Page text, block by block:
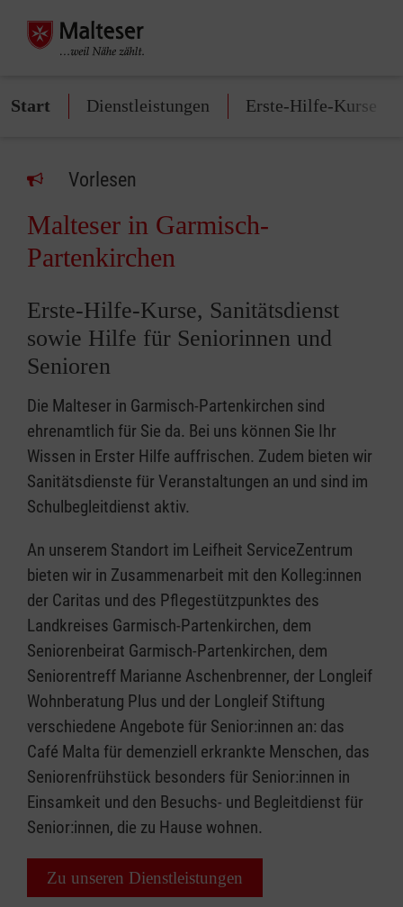
Start Dienstleistungen Erste-Hilfe-Kurse
Vorlesen
Malteser in Garmisch-
Partenkirchen
Erste-Hilfe-Kurse, Sanitätsdienst
sowie Hilfe für Seniorinnen und
Senioren
Die Malteser in Garmisch-Partenkirchen sind
ehrenamtlich für Sie da. Bei uns können Sie Ihr
Wissen in Erster Hilfe auffrischen. Zudem bieten wir
Sanitätsdienste für Veranstaltungen an und sind im
Schulbegleitdienst aktiv.
An unserem Standort im Leifheit ServiceZentrum
bieten wir in Zusammenarbeit mit den Kolleg:innen
der Caritas und des Pflegestützpunktes des
Landkreises Garmisch-Partenkirchen, dem
Seniorenbeirat Garmisch-Partenkirchen, dem
Seniorentreff Marianne Aschenbrenner, der Longleif
Wohnberatung Plus und der Longleif Stiftung
verschiedene Angebote für Senior:innen an: das
Café Malta für demenziell erkrankte Menschen, das
Seniorenfrühstück besonders für Senior:innen in
Einsamkeit und den Besuchs- und Begleitdienst für
Senior:innen, die zu Hause wohnen.
Zu unseren Dienstleistungen